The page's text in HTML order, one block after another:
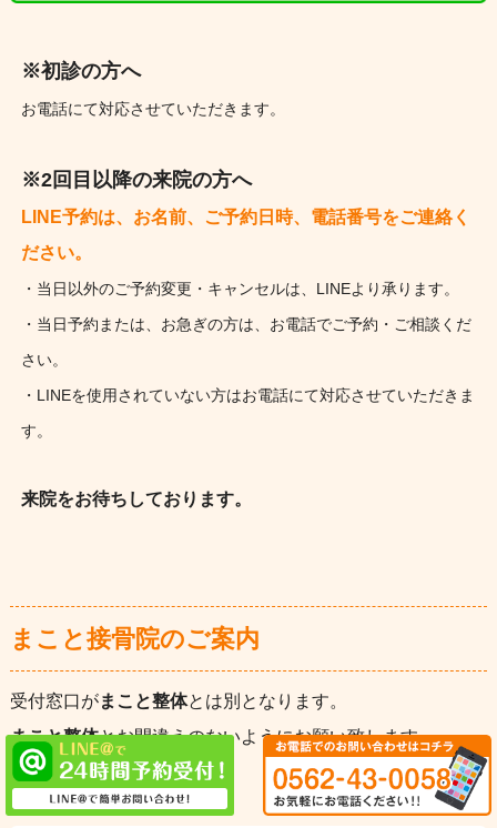
※初診の方へ
お電話にて対応させていただきます。
※2回目以降の来院の方へ
LINE予約は、お名前、ご予約日時、電話番号をご連絡く
ださい。
・当日以外のご予約変更・キャンセルは、LINEより承ります。
・当日予約または、お急ぎの方は、お電話でご予約・ご相談くだ
さい。
・LINEを使用されていない方はお電話にて対応させていただきま
す。
来院をお待ちしております。
まこと接骨院のご案内
受付窓口がまこと整体とは別となります。
まこと整体とお間違えのないようにお願い致します。
適応